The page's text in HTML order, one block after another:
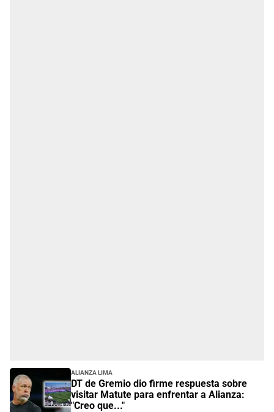
Alianza Lima
DT de Gremio dio firme respuesta sobre
visitar Matute para enfrentar a Alianza:
"Creo que..."